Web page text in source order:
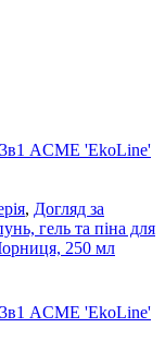
, Догляд за
гель та піна для
250 мл